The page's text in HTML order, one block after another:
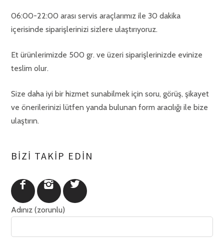
06:00-22:00 arası servis araçlarımız ile 30 dakika
içerisinde siparişlerinizi sizlere ulaştırıyoruz.
Et ürünlerimizde 500 gr. ve üzeri siparişlerinizde evinize
teslim olur.
Size daha iyi bir hizmet sunabilmek için soru, görüş, şikayet
ve önerilerinizi lütfen yanda bulunan form aracılığı ile bize
ulaştırın.
BIZI TAKIP EDIN
Adınız (zorunlu)